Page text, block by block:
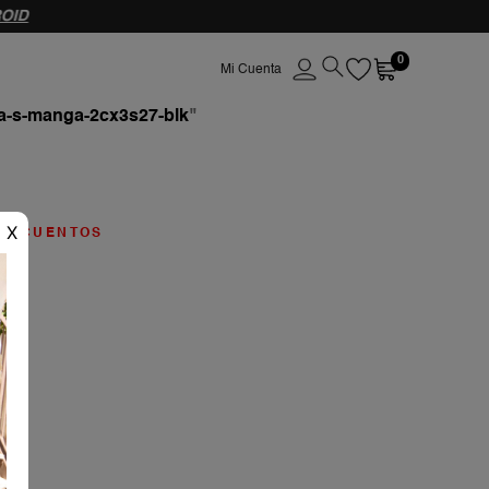
0
s-manga-2cx3s27-blk"
X